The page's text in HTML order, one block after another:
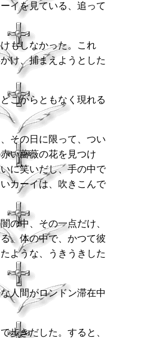
イを見ている、追って
もしなかった。これ
け、捕まえようとした
こからともなく現れる
その日に限って、つい
い薔薇の花を見つけ
に笑いだし、手の中で
カーイは、吹きこんで
の中、その一点だけ、
。体の中で、かつて彼
ような、うきうきした
人間がロンドン滞在中
歩きだした。すると、